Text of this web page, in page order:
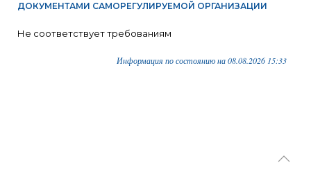
ДОКУМЕНТАМИ САМОРЕГУЛИРУЕМОЙ ОРГАНИЗАЦИИ
Не соответствует требованиям
Информация по состоянию на 08.08.2026 15:33